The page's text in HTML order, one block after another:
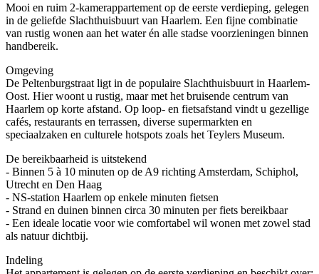
Mooi en ruim 2-kamerappartement op de eerste verdieping, gelegen
in de geliefde Slachthuisbuurt van Haarlem. Een fijne combinatie
van rustig wonen aan het water én alle stadse voorzieningen binnen
handbereik.
Omgeving
De Peltenburgstraat ligt in de populaire Slachthuisbuurt in Haarlem-
Oost. Hier woont u rustig, maar met het bruisende centrum van
Haarlem op korte afstand. Op loop- en fietsafstand vindt u gezellige
cafés, restaurants en terrassen, diverse supermarkten en
speciaalzaken en culturele hotspots zoals het Teylers Museum.
De bereikbaarheid is uitstekend
- Binnen 5 à 10 minuten op de A9 richting Amsterdam, Schiphol,
Utrecht en Den Haag
- NS-station Haarlem op enkele minuten fietsen
- Strand en duinen binnen circa 30 minuten per fiets bereikbaar
- Een ideale locatie voor wie comfortabel wil wonen met zowel stad
als natuur dichtbij.
Indeling